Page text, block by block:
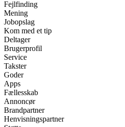
Fejlfinding
Mening
Jobopslag
Kom med et tip
Deltager
Brugerprofil
Service
Takster
Goder
Apps
Fællesskab
Annoncør
Brandpartner
Henvisningspartner